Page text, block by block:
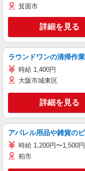
箕面市
詳細を見る
ラウンドワンの清掃作
時給 1,400円
大阪市城東区
詳細を見る
アパレル用品や雑貨の
時給 1,200円〜1,500円
柏市